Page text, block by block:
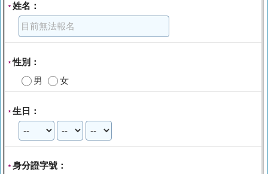
* 姓名：
*性別：
男
女
* 生日：
* 身分證字號：